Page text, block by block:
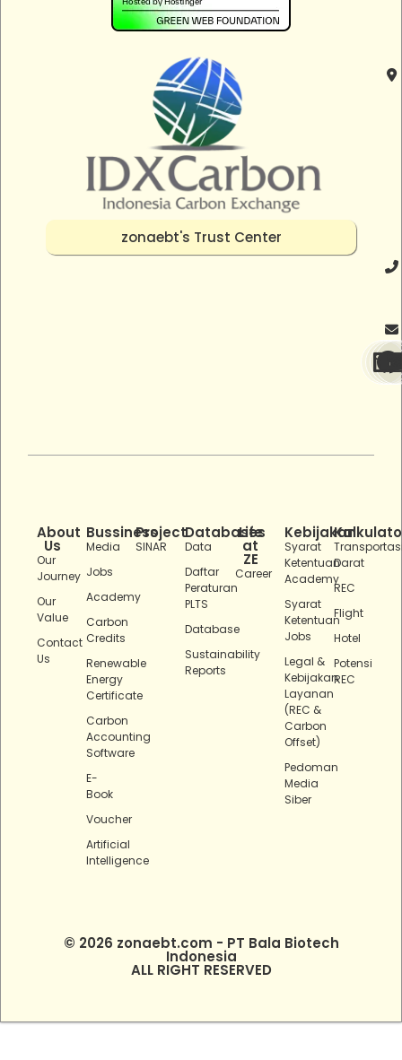
zonaebt's Trust Center
About
Us
Our
Journey
Our
Value
Contact
Us
Bussiness
Media
Jobs
Academy
Carbon
Credits
Renewable
Energy
Certificate
Carbon
Accounting
Software
E-
Book
Voucher
Artificial
Intelligence
Project
SINAR
Databases
Data
Daftar
Peraturan
PLTS
Database
Sustainability
Reports
Life
at
ZE
Career
Kebijakan
Syarat
Ketentuan
Academy
Syarat
Ketentuan
Jobs
Legal &
Kebijakan
Layanan
(REC &
Carbon
Offset)
Pedoman
Media
Siber
Darat
REC
Flight
Hotel
Potensi
REC
© 2026 zonaebt.com - PT Bala Biotech
Indonesia
ALL RIGHT RESERVED